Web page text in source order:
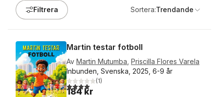
Filtrera Sortera:Trendande
Martin testar fotboll
Av Martin Mutumba Priscilla Flores Varela
Inbunden, Svenska, 2025, 6-9 år
4,0utav 5 stjärnor. Totalt antal röster:
(1)
184 kr